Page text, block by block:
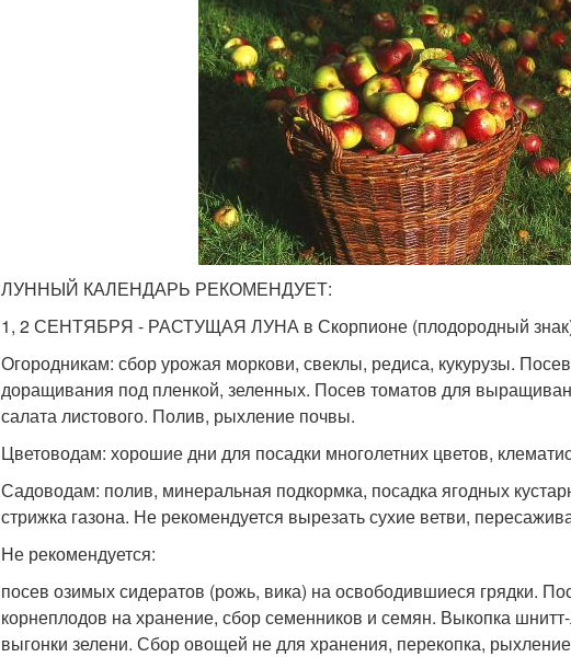
ЛУННЫЙ КАЛЕНДАРЬ РЕКОМЕНДУЕТ:
1, 2 СЕНТЯБРЯ - РАСТУЩАЯ ЛУНА в Скорпионе (плодородный
Огородникам: сбор урожая моркови, свеклы, редиса, кукурузы.
доращивания под пленкой, зеленных. Посев томатов для
салата листового. Полив, рыхление почвы.
Цветоводам: хорошие дни для посадки многолетних цветов,
Садоводам: полив, минеральная подкормка, посадка ягодных
стрижка газона. Не рекомендуется вырезать сухие ветви,
Не рекомендуется:
посев озимых сидератов (рожь, вика) на освободившиеся грядки.
корнеплодов на хранение, сбор семенников и семян. Выкопка
выгонки зелени. Сбор овощей не для хранения, перекопка,